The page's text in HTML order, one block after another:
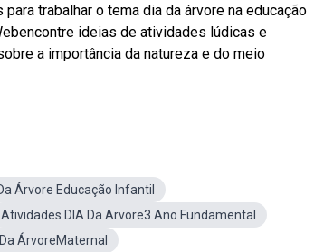
trabalhar o tema dia da árvore na educação
ideias de atividades lúdicas e
a importância da natureza e do meio
Árvore Educação Infantil
Atividades DIA Da Arvore3 Ano Fundamental
ÁrvoreMaternal